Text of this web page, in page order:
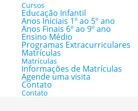
Cursos
Educação Infantil
Anos Iniciais 1º ao 5º ano
Anos Finais 6º ao 9º ano
Ensino Médio
Programas Extracurriculares
Matrículas
Matrículas
Informações de Matrículas
Agende uma visita
Contato
Contato